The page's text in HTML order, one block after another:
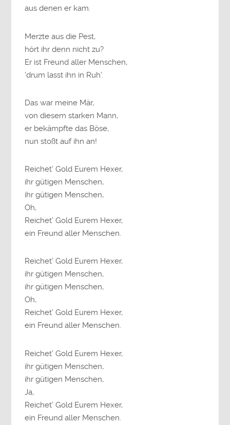
aus denen er kam.
Merzte aus die Pest,
hört ihr denn nicht zu?
Er ist Freund aller Menschen,
‘drum lasst ihn in Ruh’.
Das war meine Mär,
von diesem starken Mann,
er bekämpfte das Böse,
nun stoßt auf ihn an!
Reichet’ Gold Eurem Hexer,
ihr gütigen Menschen,
ihr gütigen Menschen,
Oh,
Reichet’ Gold Eurem Hexer,
ein Freund aller Menschen.
Reichet’ Gold Eurem Hexer,
ihr gütigen Menschen,
ihr gütigen Menschen,
Oh,
Reichet’ Gold Eurem Hexer,
ein Freund aller Menschen.
Reichet’ Gold Eurem Hexer,
ihr gütigen Menschen,
ihr gütigen Menschen,
Ja,
Reichet’ Gold Eurem Hexer,
ein Freund aller Menschen.